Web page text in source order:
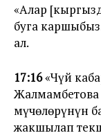
«Алар
буга
ал.
17:16«Чүй
Жалмамбетова
мүчөлөрүнүн
жакшылап